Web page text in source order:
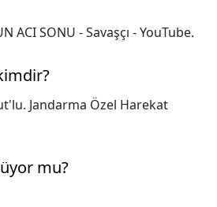
ACI SONU - Savaşçı - YouTube.
Jandarma Özel Harekat
mu?